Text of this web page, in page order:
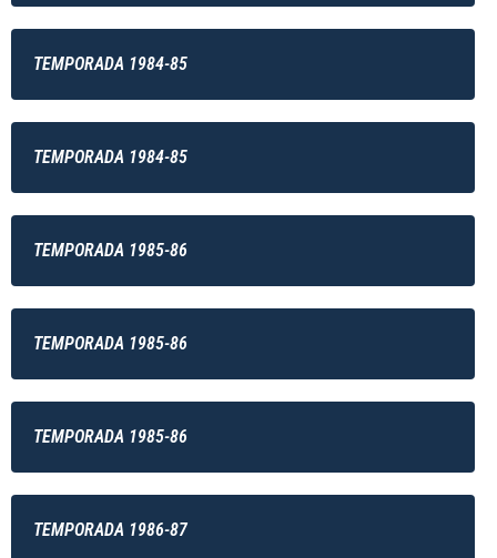
TEMPORADA 1984-85
TEMPORADA 1984-85
TEMPORADA 1985-86
TEMPORADA 1985-86
TEMPORADA 1985-86
TEMPORADA 1986-87